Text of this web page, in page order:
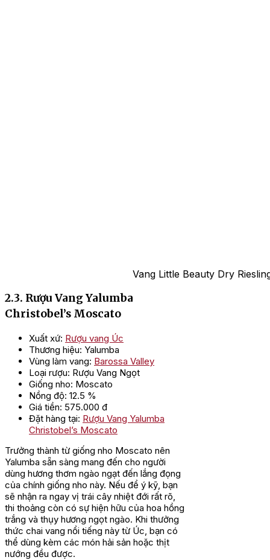
Vang Little Beauty Dry
2.3. Rượu Vang Yalumba
Christobel’s Moscato
Xuất xứ: Rượu vang Úc
Thương hiệu: Yalumba
Vùng làm vang: Barossa Valley
Loại rượu: Rượu Vang Ngọt
Giống nho: Moscato
Nồng độ: 12.5 %
Giá tiền: 575.000 đ
Đặt hàng tại: Rượu Vang Yalumba
Christobel’s Moscato
Trưởng thành từ giống nho Moscato nên
Yalumba sẵn sàng mang đến cho người
dùng hương thơm ngào ngạt đến lắng đọng
của chính giống nho này. Nếu để ý kỹ, bạn
sẽ nhận ra ngay vị trái cây nhiệt đới rất rõ,
thi thoảng còn có sự hiện hữu của hoa hồng
trắng và thụy hương ngọt ngào. Khi thưởng
thức chai vang nổi tiếng này từ Úc, bạn có
thể dùng kèm các món hải sản hoặc thịt
nướng đều được.